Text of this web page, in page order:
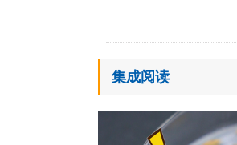
集成阅读